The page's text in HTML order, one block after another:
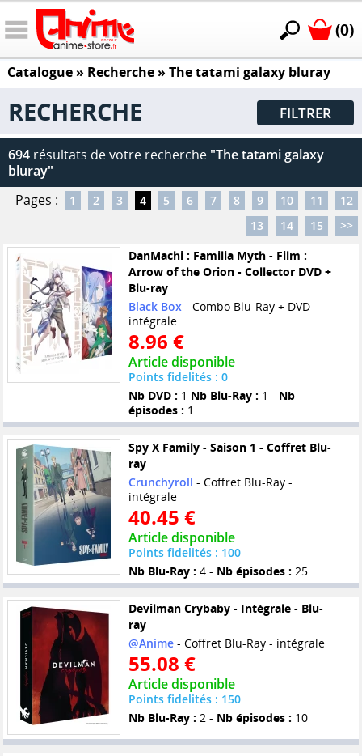
(0)
Catalogue» Recherche » The tatami galaxy bluray
RECHERCHE FILTRER
694 résultats de votre recherche "The tatami galaxy
bluray"
Pages :
1 2 3 4 5 6 7 8 9 10 11
12
13
14 15
>>
DanMachi : Familia Myth - Film :
Arrow of the Orion - Collector DVD +
Blu-ray
Black Box- Combo Blu-Ray + DVD -
intégrale
8.96 €
Article disponible
Points fidelités : 0
Nb DVD : 1 Nb Blu-Ray : 1 - Nb
épisodes : 1
Spy X Family - Saison 1 - Coffret Blu-
ray
Crunchyroll - Coffret Blu-Ray -
intégrale
40.45 €
Article disponible
Points fidelités : 100
Nb Blu-Ray : 4 - Nb épisodes : 25
Devilman Crybaby - Intégrale - Blu-
ray
@Anime- Coffret Blu-Ray - intégrale
55.08 €
Article disponible
Points fidelités : 150
Nb Blu-Ray : 2 - Nb épisodes : 10